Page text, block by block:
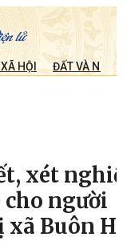
HỘI ĐẤT VÀ
xét
cho người
xã Buôn